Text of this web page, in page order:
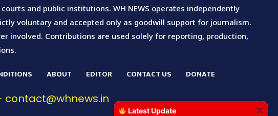
and public institutions. WH NEWS operates independently
voluntary and accepted only as goodwill support for journalism.
involved. Contributions are used solely for reporting, production,
ABOUT EDITOR CONTACT US DONATE
contact@whnews.in
Latest Update